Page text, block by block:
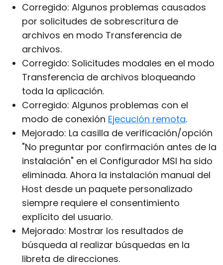
Corregido: Algunos problemas causados
por solicitudes de sobrescritura de
archivos en modo Transferencia de
archivos.
Corregido: Solicitudes modales en el modo
Transferencia de archivos bloqueando
toda la aplicación.
Corregido: Algunos problemas con el
modo de conexión Ejecución remota.
Mejorado: La casilla de verificación/opción
"No preguntar por confirmación antes de la
instalación" en el Configurador MSI ha sido
eliminada. Ahora la instalación manual del
Host desde un paquete personalizado
siempre requiere el consentimiento
explícito del usuario.
Mejorado: Mostrar los resultados de
búsqueda al realizar búsquedas en la
libreta de direcciones.